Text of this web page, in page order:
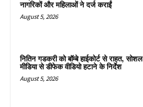
नागरिकों और महिलाओं ने दर्ज कराईं
August 5, 2026
नितिन गडकरी को बॉम्बे हाईकोर्ट से राहत, सोशल
मीडिया से डीफेक वीडियो हटाने के निर्देश
August 5, 2026